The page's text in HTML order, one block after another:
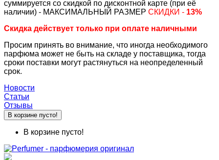
суммируется со скидкой по дисконтной карте (при её
наличии) - МАКСИМАЛЬНЫЙ РАЗМЕР СКИДКИ - 13%
Скидка действует только при оплате наличными
Просим принять во внимание, что иногда необходимого
парфюма может не быть на складе у поставщика, тогда
сроки поставки могут растянуться на неопределенный
срок.
Новости
Статьи
Отзывы
В корзине пусто!
В корзине пусто!